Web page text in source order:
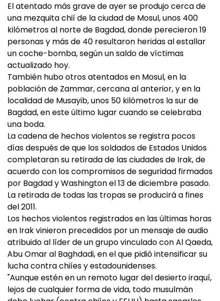
El atentado más grave de ayer se produjo cerca de
una mezquita chií de la ciudad de Mosul, unos 400
kilómetros al norte de Bagdad, donde perecieron 19
personas y más de 40 resultaron heridas al estallar
un coche-bomba, según un saldo de víctimas
actualizado hoy.
También hubo otros atentados en Mosul, en la
población de Zammar, cercana al anterior, y en la
localidad de Musayib, unos 50 kilómetros la sur de
Bagdad, en este último lugar cuando se celebraba
una boda.
La cadena de hechos violentos se registra pocos
días después de que los soldados de Estados Unidos
completaran su retirada de las ciudades de Irak, de
acuerdo con los compromisos de seguridad firmados
por Bagdad y Washington el 13 de diciembre pasado.
La retirada de todas las tropas se producirá a fines
del 2011.
Los hechos violentos registrados en las últimas horas
en Irak vinieron precedidos por un mensaje de audio
atribuido al líder de un grupo vinculado con Al Qaeda,
Abu Omar al Baghdadi, en el que pidió intensificar su
lucha contra chiíes y estadounidenses.
"Aunque estén en un remoto lugar del desierto iraquí,
lejos de cualquier forma de vida, todo musulmán